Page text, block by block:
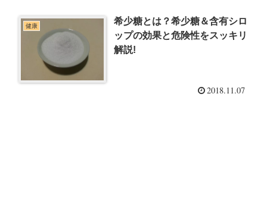
健康
希少糖とは？希少糖＆含有シロ
ップの効果と危険性をスッキリ
解説!
2018.11.07